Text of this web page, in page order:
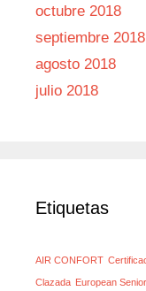
octubre 2018
septiembre 2018
agosto 2018
julio 2018
Etiquetas
AIR CONFORT
Clazada European